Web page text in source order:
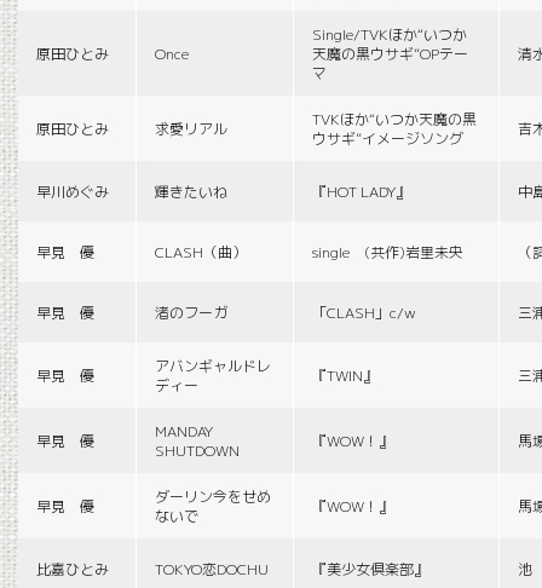
原田ひとみ Once
Single/TVKほか“いつか
天魔の黒ウサギ”OPテー
マ
清
原田ひとみ 求愛リアル
TVKほか“いつか天魔の黒
ウサギ”イメージソング
吉
早川めぐみ 輝きたいね 『HOT LADY』 中
早見 優 CLASH（曲） single (共作)岩里未央
早見 優 渚のフーガ 「CLASH」c/w 三
早見 優
アバンギャルドレ
ディー
『TWIN』 三
早見 優
MANDAY
SHUTDOWN
『WOW！』 馬
早見 優
ダーリン今をせめ
ないで
『WOW！』 馬
比嘉ひとみ TOKYO恋DOCHU 『美少女倶楽部』 池